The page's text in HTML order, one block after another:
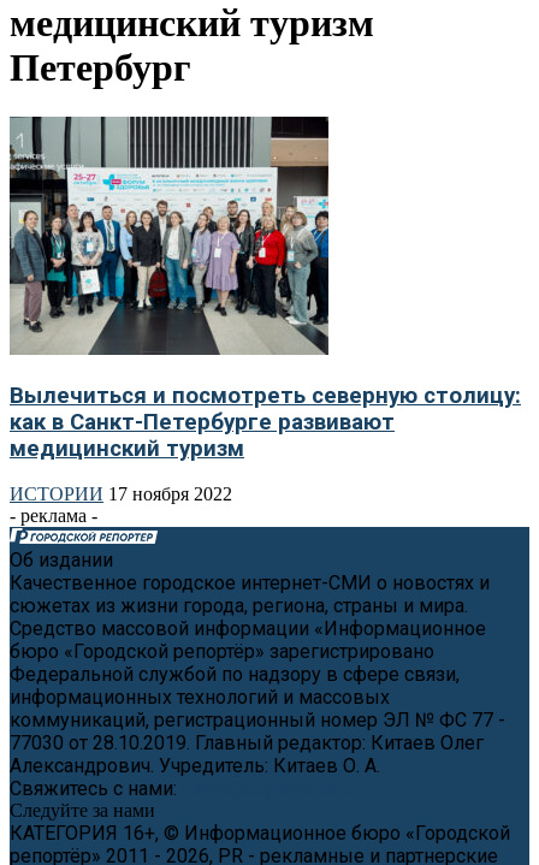
медицинский туризм
Петербург
Вылечиться и посмотреть северную столицу:
как в Санкт-Петербурге развивают
медицинский туризм
ИСТОРИИ 17 ноября 2022
- реклама -
Об издании
Качественное городское интернет-СМИ о новостях и
сюжетах из жизни города, региона, страны и мира.
Средство массовой информации «Информационное
бюро «Городской репортёр» зарегистрировано
Федеральной службой по надзору в сфере связи,
информационных технологий и массовых
коммуникаций, регистрационный номер ЭЛ № ФС 77 -
77030 от 28.10.2019. Главный редактор: Китаев Олег
Александрович. Учредитель: Китаев О. А.
Свяжитесь с нами:
Следуйте за нами
КАТЕГОРИЯ 16+, © Информационное бюро «Городской
репортёр» 2011 - 2026, PR - рекламные и партнерские